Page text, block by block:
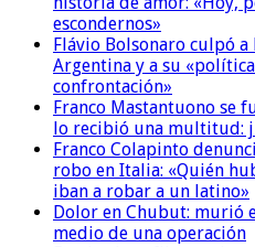
escondernos»
Flávio Bolsonaro culpó
Argentina y a su
confrontación»
Franco Mastantuono se
lo recibió una multitud:
Franco Colapinto
robo en Italia: «Quién
iban a robar a un latino»
Dolor en Chubut: murió
medio de una operación